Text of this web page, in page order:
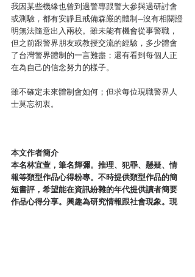
我因某些機緣也曾到過警專跟警大參與過研討會
或測驗，都有安靜且戒備森嚴的體制─沒有相關證
明無法隨意出入兩校。雖未能有機會從事警職，
但之前跟警界朋友或教授交流的經驗，多少體會
了台灣警界體制的一言難盡；還有看到每個人正
在為自己的信念努力的樣子。
雖不確定未來體制會如何；但求每位現職警界人
士莫忘初衷。
本文作者簡介
本名林宜萱，筆名輝彌。推理、犯罪、懸疑、情
報等類型作品心得粉專。不時提供類型作品的簡
短書評，希望能在資訊紛雜的年代提供讀者簡要
作品心得分享。興趣為研究情報跟社會現象。現